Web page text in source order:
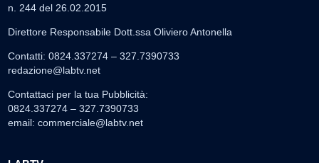
n. 244 del 26.02.2015
Direttore Responsabile Dott.ssa Oliviero Antonella
Contatti: 0824.337274 – 327.7390733
redazione@labtv.net
Contattaci per la tua Pubblicità:
0824.337274 – 327.7390733
email: commerciale@labtv.net